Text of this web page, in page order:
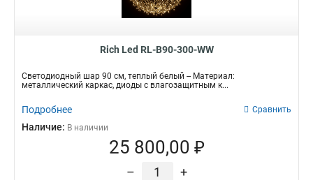
Rich Led RL-B90-300-WW
Светодиодный шар 90 см, теплый белый -- Материал:
металлический каркас, диоды с влагозащитным к...
Подробнее Сравнить
Наличие: В наличии
25 800,00 ₽
– +